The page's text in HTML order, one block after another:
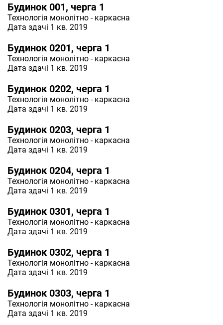
Будинок 001, черга 1
Технологія монолітно - каркасна
Дата здачі 1 кв. 2019
Будинок 0201, черга 1
Технологія монолітно - каркасна
Дата здачі 1 кв. 2019
Будинок 0202, черга 1
Технологія монолітно - каркасна
Дата здачі 1 кв. 2019
Будинок 0203, черга 1
Технологія монолітно - каркасна
Дата здачі 1 кв. 2019
Будинок 0204, черга 1
Технологія монолітно - каркасна
Дата здачі 1 кв. 2019
Будинок 0301, черга 1
Технологія монолітно - каркасна
Дата здачі 1 кв. 2019
Будинок 0302, черга 1
Технологія монолітно - каркасна
Дата здачі 1 кв. 2019
Будинок 0303, черга 1
Технологія монолітно - каркасна
Дата здачі 1 кв. 2019